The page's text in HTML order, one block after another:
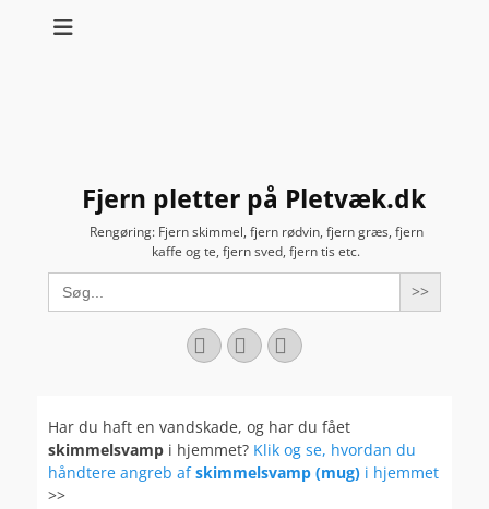
Fjern pletter på Pletvæk.dk
Rengøring: Fjern skimmel, fjern rødvin, fjern græs, fjern
kaffe og te, fjern sved, fjern tis etc.
Search
for:
Facebook
YouTubeInstagram
Har du haft en vandskade, og har du fået
skimmelsvamp i hjemmet? Klik og se, hvordan du
håndtere angreb afskimmelsvamp (mug) i hjemmet
>>